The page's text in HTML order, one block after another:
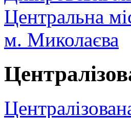
Центральна
м. Миколаєва